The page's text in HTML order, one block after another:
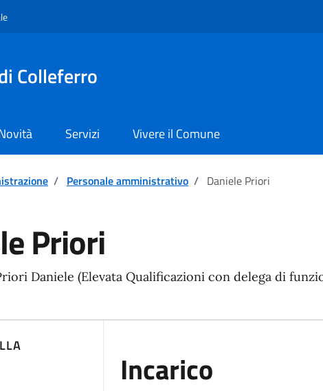
Colleferro
Servizi Vivere il Comune
/ Personale amministrativo / Daniele Priori
Priori
Daniele (Elevata Qualificazioni con delega di
Incarico